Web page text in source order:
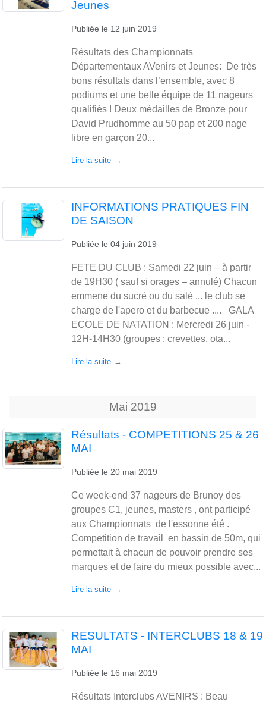
Jeunes
Publiée le 12 juin 2019
Résultats des Championnats
Départementaux AVenirs et Jeunes: De très
bons résultats dans l’ensemble, avec 8
podiums et une belle équipe de 11 nageurs
qualifiés ! Deux médailles de Bronze pour
David Prudhomme au 50 pap et 200 nage
libre en garçon 20...
Lire la suite
INFORMATIONS PRATIQUES FIN
DE SAISON
Publiée le 04 juin 2019
FETE DU CLUB : Samedi 22 juin – à partir
de 19H30 ( sauf si orages – annulé) Chacun
emmene du sucré ou du salé ... le club se
charge de l'apero et du barbecue .... GALA
ECOLE DE NATATION : Mercredi 26 juin -
12H-14H30 (groupes : crevettes, ota...
Lire la suite
Mai 2019
Résultats - COMPETITIONS 25 & 26
MAI
Publiée le 20 mai 2019
Ce week-end 37 nageurs de Brunoy des
groupes C1, jeunes, masters , ont participé
aux Championnats de l'essonne été .
Competition de travail en bassin de 50m, qui
permettait à chacun de pouvoir prendre ses
marques et de faire du mieux possible avec...
Lire la suite
RESULTATS - INTERCLUBS 18 & 19
MAI
Publiée le 16 mai 2019
Résultats Interclubs AVENIRS : Beau